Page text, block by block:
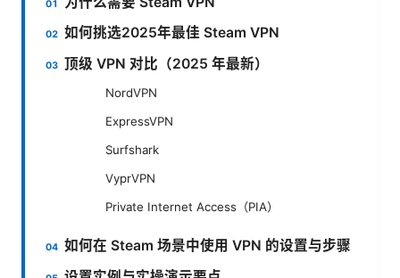
如何挑选2025年最佳 Steam VPN
顶级 VPN 对比（2025 年最新）
NordVPN
ExpressVPN
Surfshark
VyprVPN
Private Internet Access（PIA）
如何在 Steam 场景中使用 VPN 的设置与步骤